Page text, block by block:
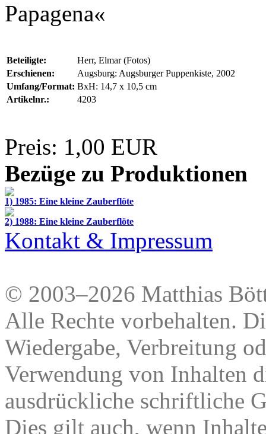
Papagena«
Beteiligte:
Herr, Elmar (Fotos)
Erschienen:
Augsburg: Augsburger Puppenkiste, 2002
Umfang/Format: BxH: 14,7 x 10,5 cm
Artikelnr.:
4203
Preis: 1,00 EUR
Bezüge zu Produktionen
1) 1985: Eine kleine Zauberflöte
2) 1988: Eine kleine Zauberflöte
Kontakt & Impressum
© 2003–2026 Matthias
Alle Rechte vorbehalten.
Wiedergabe, Verbreitung
Verwendung von Inhalten
ausdrückliche schriftliche
Dies gilt auch, wenn